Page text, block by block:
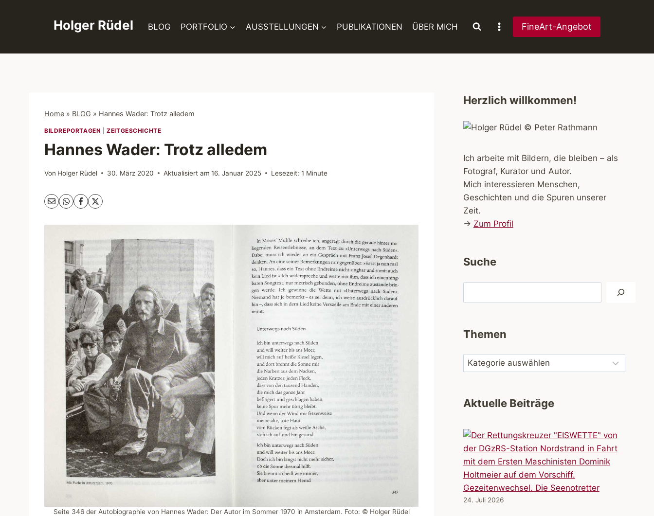
Holger Rüdel BLOG PORTFOLIO AUSSTELLUNGEN PUBLIKATIONEN ÜBER MICH FineArt-Angebot
Home » BLOG » Hannes Wader: Trotz alledem
BILDREPORTAGEN |ZEITGESCHICHTE
Hannes Wader: Trotz alledem
Von Holger Rüdel 30. März 2020 Aktualisiert am 16. Januar 2025 Lesezeit: 1 Minute
Seite 346 der Autobiographie von Hannes Wader: Der Autor im Sommer 1970 in Amsterdam. Foto: © Holger Rüdel
Herzlich willkommen!
Ich arbeite mit Bildern, die bleiben – als
Fotograf, Kurator und Autor.
Mich interessieren Menschen,
Geschichten und die Spuren unserer
Zeit.
→ Zum Profil
Suche
Themen
Aktuelle Beiträge
Gezeitenwechsel. Die Seenotretter
24. Juli 2026